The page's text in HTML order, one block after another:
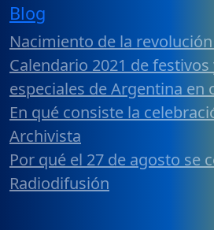
Blog
Nacimiento de la
Calendario 2021 de festivos
especiales de Argentina en
En qué consiste la
Archivista
Por qué el 27 de agosto se
Radiodifusión